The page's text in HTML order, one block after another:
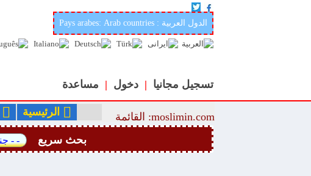
Pays arabes: Arab countries : الدول العربية
تسجيل مجانيا | دخول | مساعدة
moslimin.com: القائمة الرئيسية
بحث سريع